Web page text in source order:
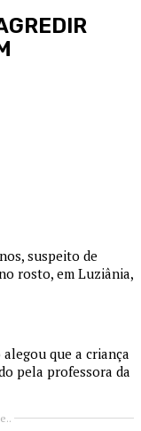
suspeito de
rosto, em Luziânia,
que a criança
pela professora da